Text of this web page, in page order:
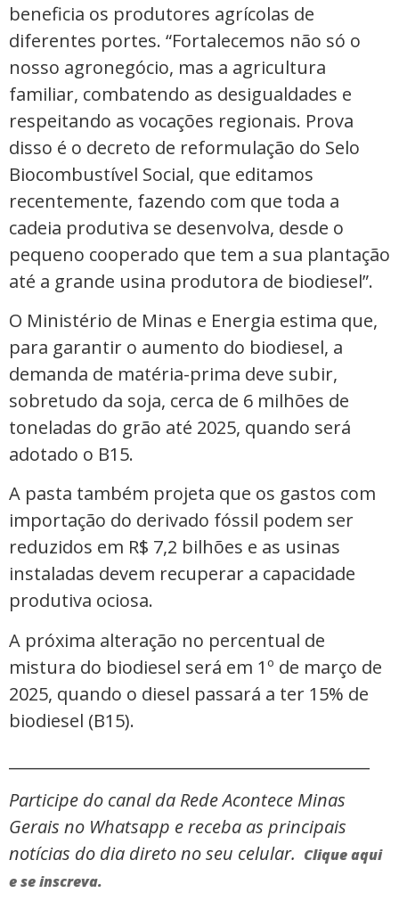
beneficia os produtores agrícolas de
diferentes portes. “Fortalecemos não só o
nosso agronegócio, mas a agricultura
familiar, combatendo as desigualdades e
respeitando as vocações regionais. Prova
disso é o decreto de reformulação do Selo
Biocombustível Social, que editamos
recentemente, fazendo com que toda a
cadeia produtiva se desenvolva, desde o
pequeno cooperado que tem a sua plantação
até a grande usina produtora de biodiesel”.
O Ministério de Minas e Energia estima que,
para garantir o aumento do biodiesel, a
demanda de matéria-prima deve subir,
sobretudo da soja, cerca de 6 milhões de
toneladas do grão até 2025, quando será
adotado o B15.
A pasta também projeta que os gastos com
importação do derivado fóssil podem ser
reduzidos em R$ 7,2 bilhões e as usinas
instaladas devem recuperar a capacidade
produtiva ociosa.
A próxima alteração no percentual de
mistura do biodiesel será em 1º de março de
2025, quando o diesel passará a ter 15% de
biodiesel (B15).
Participe do canal da Rede Acontece Minas
Gerais no Whatsapp e receba as principais
notícias do dia direto no seu celular. Clique aqui
e se inscreva.